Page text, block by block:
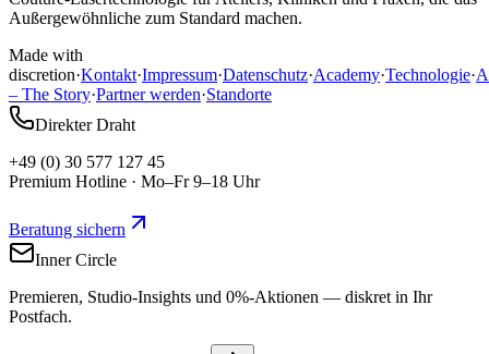
Außergewöhnliche zum Standard machen.
Made with
discretion·Kontakt·Impressum·Datenschutz·Academy·Technologie·
– The Story·Partner werden·Standorte
Direkter Draht
+49 (0) 30 577 127 45
Premium Hotline · Mo–Fr 9–18 Uhr
Beratung sichern
Inner Circle
Premieren, Studio-Insights und 0%-Aktionen — diskret in Ihr
Postfach.